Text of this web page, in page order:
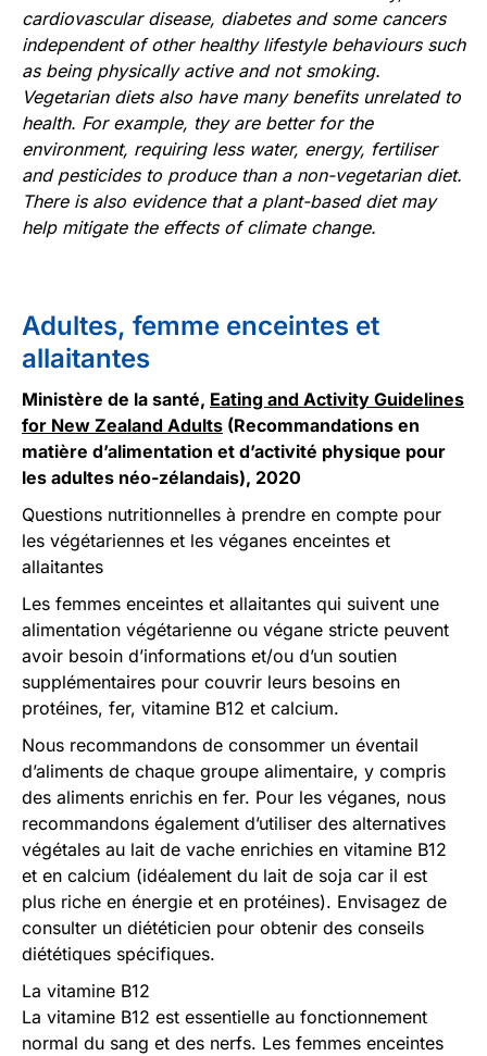
cardiovascular disease, diabetes and some cancers
independent of other healthy lifestyle behaviours such
as being physically active and not smoking.
Vegetarian diets also have many benefits unrelated to
health. For example, they are better for the
environment, requiring less water, energy, fertiliser
and pesticides to produce than a non-vegetarian diet.
There is also evidence that a plant-based diet may
help mitigate the effects of climate change.
Adultes, femme enceintes et
allaitantes
Ministère de la santé, Eating and Activity Guidelines
for New Zealand Adults (Recommandations en
matière d’alimentation et d’activité physique pour
les adultes néo-zélandais), 2020
Questions nutritionnelles à prendre en compte pour
les végétariennes et les véganes enceintes et
allaitantes
Les femmes enceintes et allaitantes qui suivent une
alimentation végétarienne ou végane stricte peuvent
avoir besoin d’informations et/ou d’un soutien
supplémentaires pour couvrir leurs besoins en
protéines, fer, vitamine B12 et calcium.
Nous recommandons de consommer un éventail
d’aliments de chaque groupe alimentaire, y compris
des aliments enrichis en fer. Pour les véganes, nous
recommandons également d’utiliser des alternatives
végétales au lait de vache enrichies en vitamine B12
et en calcium (idéalement du lait de soja car il est
plus riche en énergie et en protéines). Envisagez de
consulter un diététicien pour obtenir des conseils
diététiques spécifiques.
La vitamine B12
La vitamine B12 est essentielle au fonctionnement
normal du sang et des nerfs. Les femmes enceintes